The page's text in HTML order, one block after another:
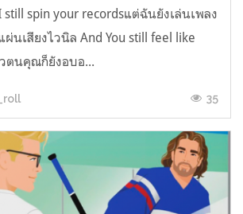
still spin your recordsแต่ฉันยังเล่นเพลง
นเสียงไวนิล And You still feel like
ตนคุณก็ยังอบอ...
35